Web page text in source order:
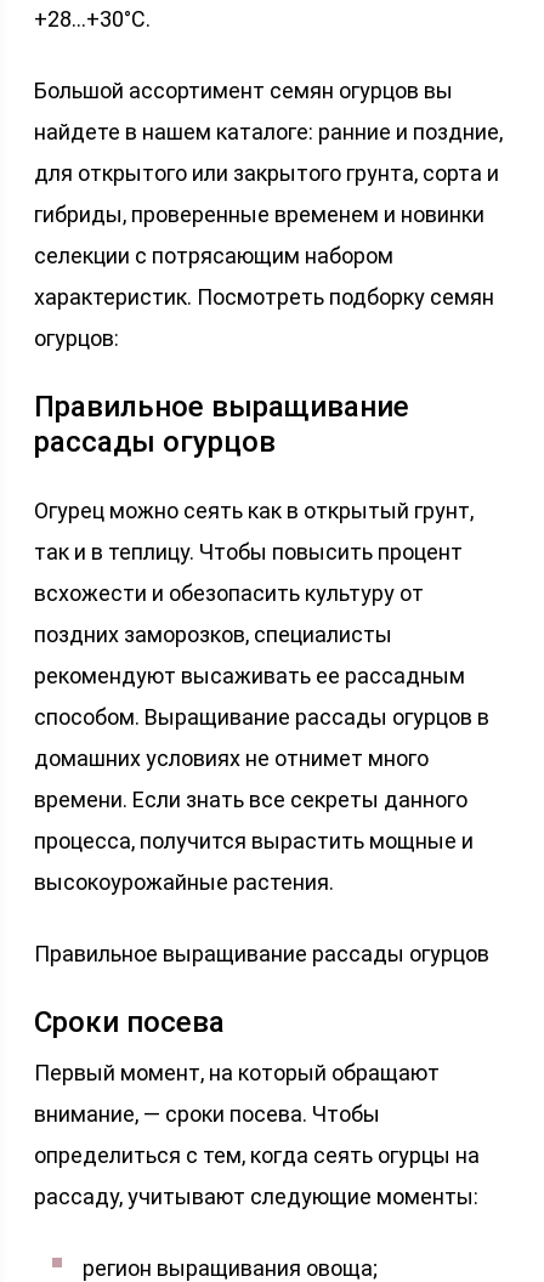
+28…+30°С.
Большой ассортимент семян огурцов вы
найдете в нашем каталоге: ранние и поздние,
для открытого или закрытого грунта, сорта и
гибриды, проверенные временем и новинки
селекции с потрясающим набором
характеристик. Посмотреть подборку семян
огурцов:
Правильное выращивание
рассады огурцов
Огурец можно сеять как в открытый грунт,
так и в теплицу. Чтобы повысить процент
всхожести и обезопасить культуру от
поздних заморозков, специалисты
рекомендуют высаживать ее рассадным
способом. Выращивание рассады огурцов в
домашних условиях не отнимет много
времени. Если знать все секреты данного
процесса, получится вырастить мощные и
высокоурожайные растения.
Правильное выращивание рассады огурцов
Сроки посева
Первый момент, на который обращают
внимание, — сроки посева. Чтобы
определиться с тем, когда сеять огурцы на
рассаду, учитывают следующие моменты:
регион выращивания овоща;